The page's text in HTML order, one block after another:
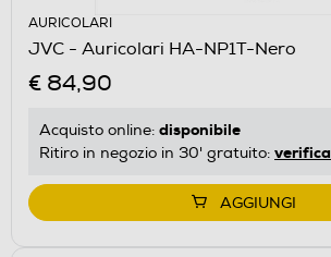
AURICOLARI
JVC - Auricolari HA-NP1T-Nero
€ 84,90
Acquisto online: disponibile
Ritiro in negozio in 30' gratuito: verifica
AGGIUNGI